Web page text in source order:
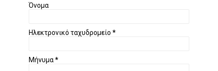
Όνομα
Ηλεκτρονικό ταχυδρομείο *
Μήνυμα*